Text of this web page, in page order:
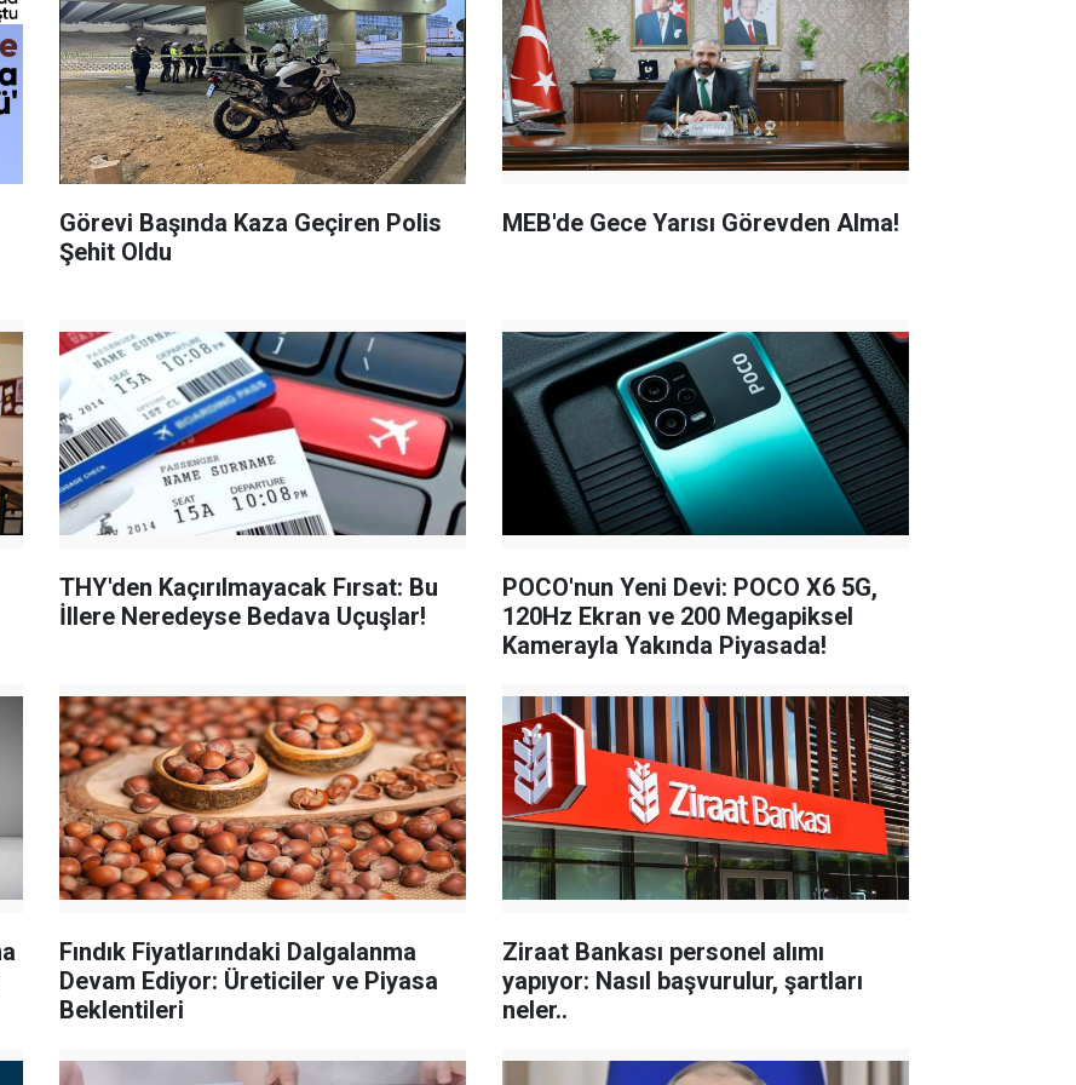
Görevi Başında Kaza Geçiren Polis
Şehit Oldu
MEB'de Gece Yarısı Görevden Alma!
THY'den Kaçırılmayacak Fırsat: Bu
İllere Neredeyse Bedava Uçuşlar!
POCO'nun Yeni Devi: POCO X6 5G,
120Hz Ekran ve 200 Megapiksel
Kamerayla Yakında Piyasada!
Fındık Fiyatlarındaki Dalgalanma
Devam Ediyor: Üreticiler ve Piyasa
Beklentileri
Ziraat Bankası personel alımı
yapıyor: Nasıl başvurulur, şartları
neler..